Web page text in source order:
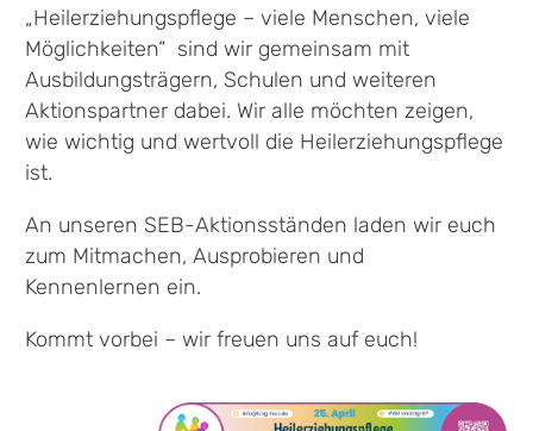
„Heilerziehungspflege – viele Menschen, viele
Möglichkeiten“ sind wir gemeinsam mit
Ausbildungsträgern, Schulen und weiteren
Aktionspartner dabei. Wir alle möchten zeigen,
wie wichtig und wertvoll die Heilerziehungspflege
ist.
An unseren SEB-Aktionsständen laden wir euch
zum Mitmachen, Ausprobieren und
Kennenlernen ein.
Kommt vorbei – wir freuen uns auf euch!